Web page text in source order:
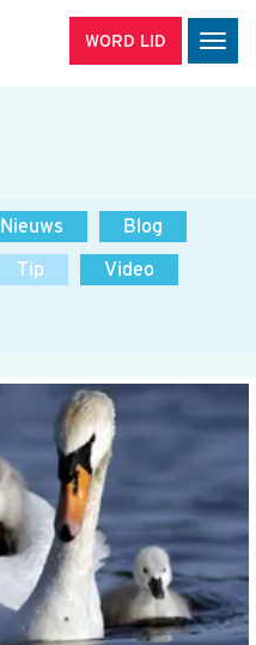
WORD LID
Nieuws
Blog
Tip
Video